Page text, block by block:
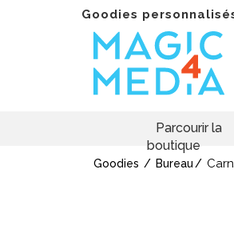
Goodies
Parcourir la
boutique
Goodies Bureau